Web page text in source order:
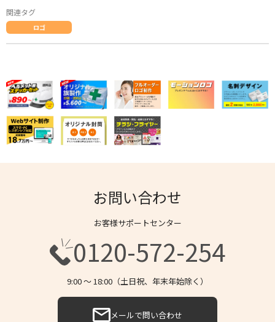
関連タグ
ロゴ
お問い合わせ
お客様サポートセンター
0120-572-254
9:00 〜 18:00（土日祝、年末年始除く）
メールで問い合わせ